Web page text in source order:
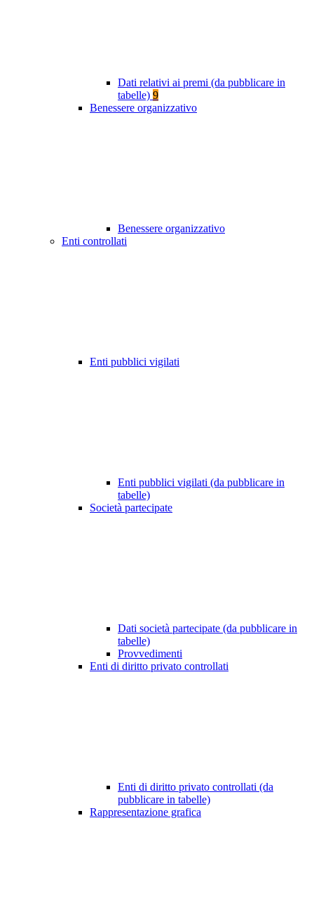
Dati relativi ai premi (da pubblicare in
tabelle) 9
Benessere organizzativo
Benessere organizzativo
Enti controllati
Enti pubblici vigilati
Enti pubblici vigilati (da pubblicare in
tabelle)
Società partecipate
Dati società partecipate (da pubblicare in
tabelle)
Provvedimenti
Enti di diritto privato controllati
Enti di diritto privato controllati (da
pubblicare in tabelle)
Rappresentazione grafica